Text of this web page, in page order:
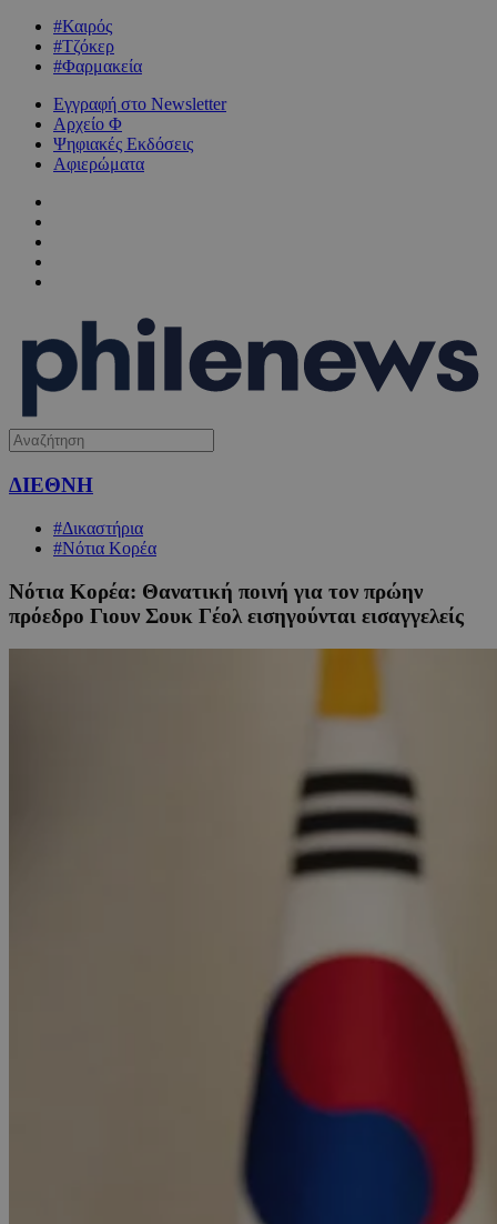
#Καιρός
#Τζόκερ
#Φαρμακεία
Εγγραφή στο Newsletter
Αρχείο Φ
Ψηφιακές Εκδόσεις
Αφιερώματα
ΔΙΕΘΝΗ
#Δικαστήρια
#Νότια Κορέα
Νότια Κορέα: Θανατική ποινή για τον πρώην
πρόεδρο Γιουν Σουκ Γέολ εισηγούνται εισαγγελείς